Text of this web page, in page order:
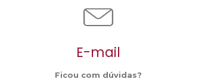
E-mail
Ficou com dúvidas?